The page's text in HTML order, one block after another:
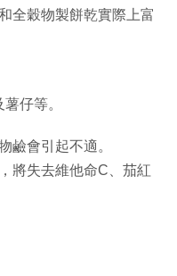
全穀物製餅乾實際上富
仔等。
鹼會引起不適。
將失去維他命C 、茄紅